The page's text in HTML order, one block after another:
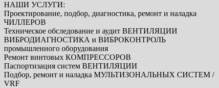
НАШИ УСЛУГИ:
Проектирование, подбор, диагностика, ремонт и наладка
ЧИЛЛЕРОВ
Техническое обследование и аудит ВЕНТИЛЯЦИИ
ВИБРОДИАГНОСТИКА и ВИБРОКОНТРОЛЬ
промышленного оборудования
Ремонт винтовых КОМПРЕССОРОВ
Паспортизация систем ВЕНТИЛЯЦИИ
Подбор, ремонт и наладка МУЛЬТИЗОНАЛЬНЫХ СИСТЕМ /
VRF